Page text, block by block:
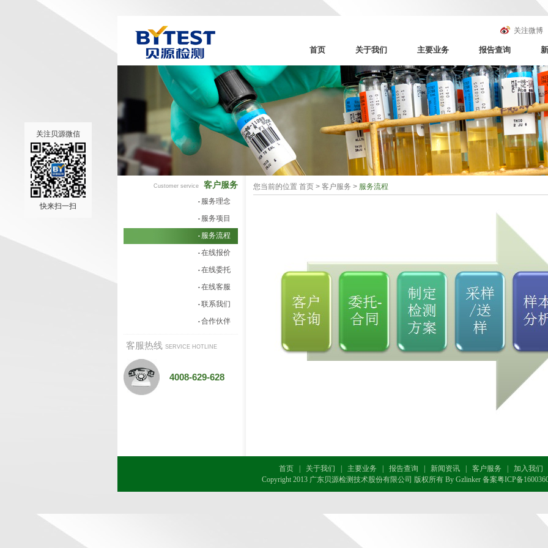
关注微博
首页 关于我们 主要业务 报告查询
Customer service 客户服务
• 服务理念
• 服务项目
• 服务流程
• 在线报价
• 在线委托
• 在线客服
• 联系我们
• 合作伙伴
客服热线 SERVICE HOTLINE
4008-629-628
您当前的位置 首页 > 客户服务 > 服务流程
首页 关于我们 主要业务 报告查询 新闻资讯 客户服务
加入我们
Copyright 2013 广东贝源检测技术股份有限公司 版权所有 By Gzlinker 备案粤ICP备
关注贝源微信
快来扫一扫